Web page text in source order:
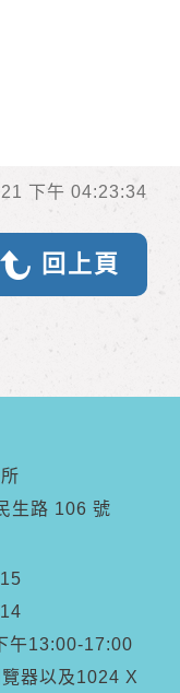
下午 04:23:34
回上頁
生路 106 號
午13:00-17:00
器以及1024 X